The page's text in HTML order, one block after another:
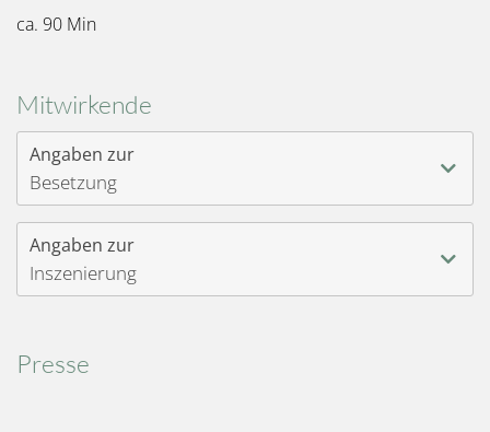
ca. 90 Min
Mitwirkende
Angaben zur
Besetzung
Angaben zur
Inszenierung
Presse